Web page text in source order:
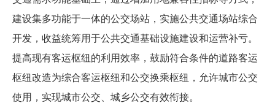
建设集多功能于一体的公交场站，实施公共交通场站综合
开发，收益统筹用于公共交通基础设施建设和运营补亏。
提高现有客运枢纽的利用效率，鼓励符合条件的道路客运
枢纽改造为综合客运枢纽和公交换乘枢纽，允许城市公交
使用，实现城市公交、城乡公交有效衔接。